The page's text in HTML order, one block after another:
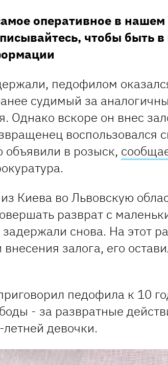
оперативное в нашем
чтобы быть в
педофилом
судимый за
Однако вскоре он внес
воспользовался
объявили в розыск,
Киева во Львовскую
разврат с
снова. На этот
залога, его
педофила к 10
- за развратные
девочки.